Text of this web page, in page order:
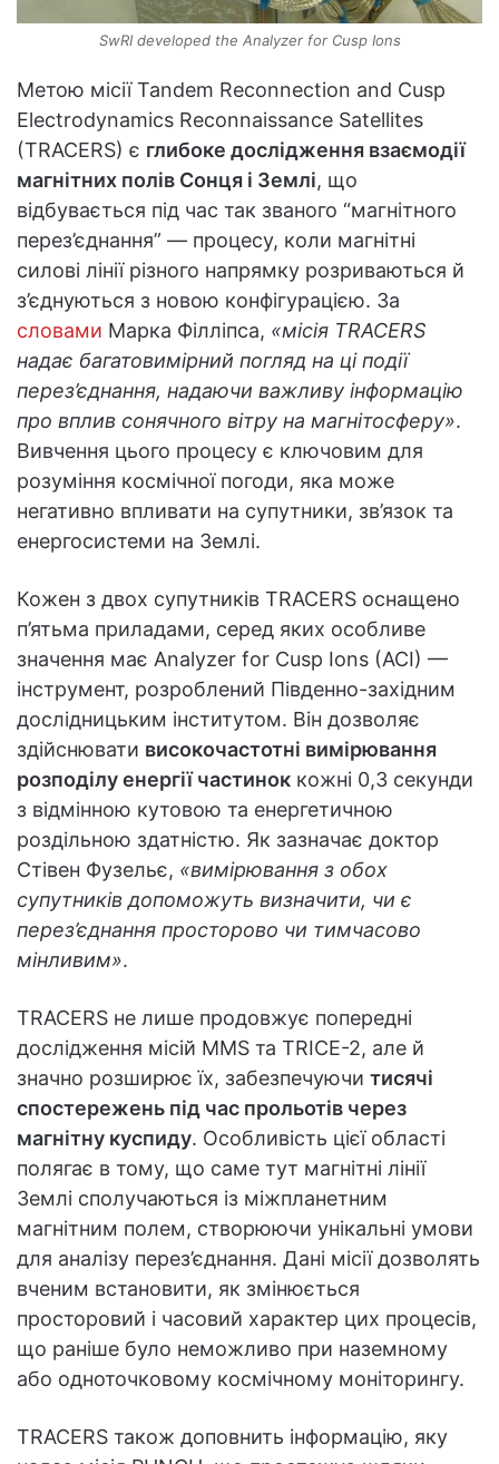
SwRI developed the Analyzer for Cusp Ions
Метою місії Tandem Reconnection and Cusp
Electrodynamics Reconnaissance Satellites
(TRACERS) є глибоке дослідження взаємодії
магнітних полів Сонця і Землі, що
відбувається під час так званого “магнітного
перез’єднання” — процесу, коли магнітні
силові лінії різного напрямку розриваються й
з’єднуються з новою конфігурацією. За
словами Марка Філліпса, «місія TRACERS
надає багатовимірний погляд на ці події
перез’єднання, надаючи важливу інформацію
про вплив сонячного вітру на магнітосферу».
Вивчення цього процесу є ключовим для
розуміння космічної погоди, яка може
негативно впливати на супутники, зв’язок та
енергосистеми на Землі.
Кожен з двох супутників TRACERS оснащено
п’ятьма приладами, серед яких особливе
значення має Analyzer for Cusp Ions (ACI) —
інструмент, розроблений Південно-західним
дослідницьким інститутом. Він дозволяє
здійснювати високочастотні вимірювання
розподілу енергії частинок кожні 0,3 секунди
з відмінною кутовою та енергетичною
роздільною здатністю. Як зазначає доктор
Стівен Фузельє, «вимірювання з обох
супутників допоможуть визначити, чи є
перез’єднання просторово чи тимчасово
мінливим».
TRACERS не лише продовжує попередні
дослідження місій MMS та TRICE-2, але й
значно розширює їх, забезпечуючи тисячі
спостережень під час прольотів через
магнітну куспиду. Особливість цієї області
полягає в тому, що саме тут магнітні лінії
Землі сполучаються із міжпланетним
магнітним полем, створюючи унікальні умови
для аналізу перез’єднання. Дані місії дозволять
вченим встановити, як змінюється
просторовий і часовий характер цих процесів,
що раніше було неможливо при наземному
або одноточковому космічному моніторингу.
TRACERS також доповнить інформацію, яку